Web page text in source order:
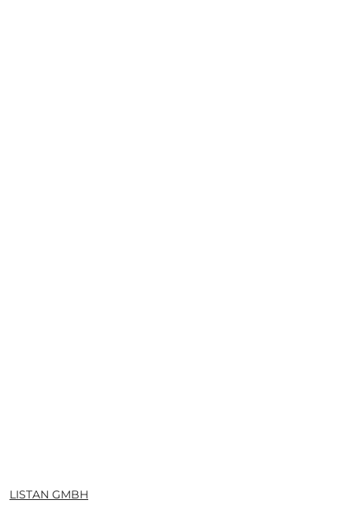
NAZWA
PRODUCENTA:
LISTAN GMBH